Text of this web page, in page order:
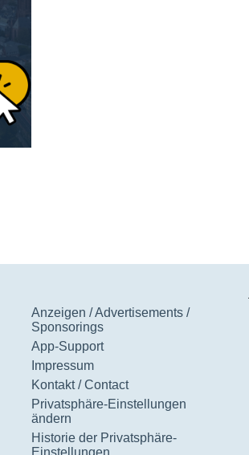
Anzeigen / Advertisements /
Sponsorings
App-Support
Impressum
Kontakt / Contact
Privatsphäre-Einstellungen
ändern
Historie der Privatsphäre-
Einstellungen